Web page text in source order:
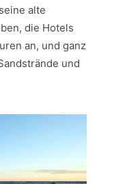
alte
die Hotels
an, und ganz
und